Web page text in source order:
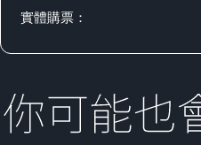
實體購票：